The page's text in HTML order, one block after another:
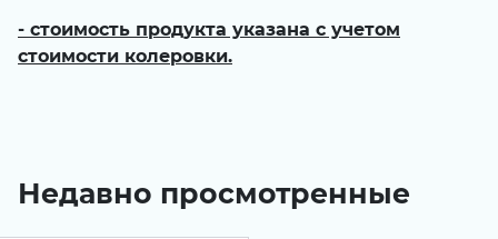
- стоимость продукта указана с учетом
стоимости колеровки.
Недавно просмотренные